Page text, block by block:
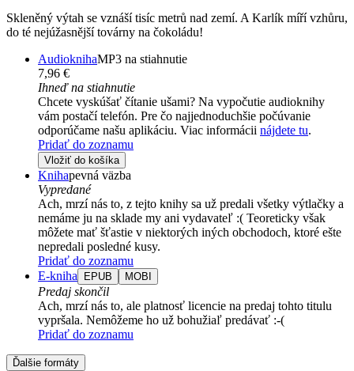
Skleněný výtah se vznáší tisíc metrů nad zemí. A Karlík míří vzhůru,
do té nejúžasnější továrny na čokoládu!
AudioknihaMP3 na stiahnutie
7,96 €
Ihneď na stiahnutie
Chcete vyskúšať čítanie ušami? Na vypočutie audioknihy
vám postačí telefón. Pre čo najjednoduchšie počúvanie
odporúčame našu aplikáciu. Viac informácii nájdete tu.
Pridať do zoznamu
Vložiť do košíka
Knihapevná väzba
Vypredané
Ach, mrzí nás to, z tejto knihy sa už predali všetky výtlačky a
nemáme ju na sklade my ani vydavateľ :( Teoreticky však
môžete mať šťastie v niektorých iných obchodoch, ktoré ešte
nepredali posledné kusy.
Pridať do zoznamu
E-kniha
EPUB MOBI
Predaj skončil
Ach, mrzí nás to, ale platnosť licencie na predaj tohto titulu
vypršala. Nemôžeme ho už bohužiaľ predávať :-(
Pridať do zoznamu
Ďalšie formáty